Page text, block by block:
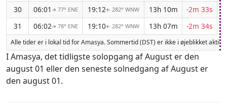
30
06:01 ↑ 77° ENE 19:12↑ 282° WNW 13h 10m
-2m 33s
31
06:02↑ 78° ENE 19:10↑ 282° WNW 13h 07m -2m 34s
Alle tider er i lokal tid for Amasya. Sommertid (DST) er ikke i øjeblikket
I Amasya, det tidligste solopgang af August er den
august 01 eller den seneste solnedgang af August er
den august 01.